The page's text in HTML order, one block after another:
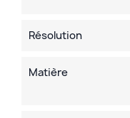
Résolution
Matière